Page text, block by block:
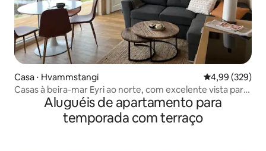
Casa ⋅ Hvammstangi 4,99 de uma
4,99 (329)
Casas à beira-mar Eyri ao norte, com excelente vista para
Aluguéis de apartamento para
temporada com terraço